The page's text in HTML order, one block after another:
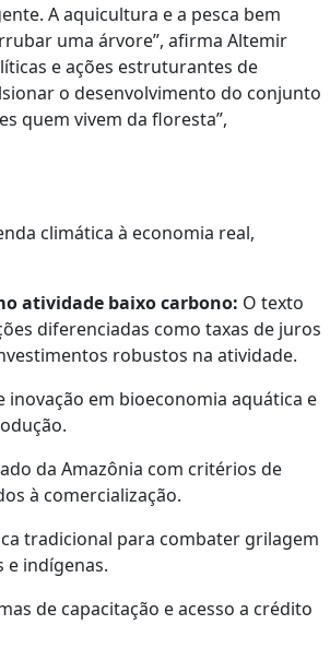
A aquicultura e a pesca bem
uma árvore”, afirma Altemir
e ações estruturantes de
o desenvolvimento do conjunto
quem vivem da floresta”,
climática à economia real,
atividade baixo carbono: O texto
diferenciadas como taxas de juros
robustos na atividade.
inovação em bioeconomia aquática e
da Amazônia com critérios de
à comercialização.
tradicional para combater grilagem
indígenas.
de capacitação e acesso a crédito